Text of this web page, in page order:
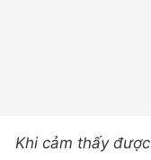
Khi cảm thấy